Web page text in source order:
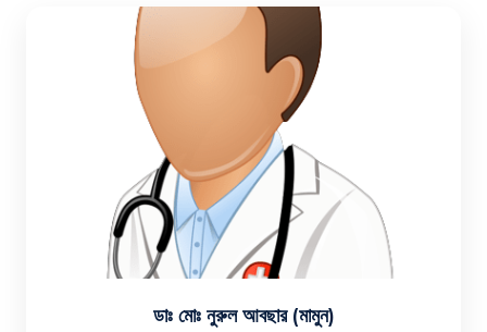
ডাঃ মোঃ নুরুল আবছার (মামুন)